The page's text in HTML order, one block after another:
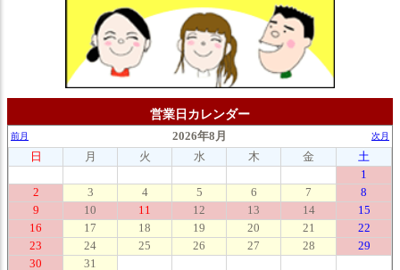
営業日カレンダー